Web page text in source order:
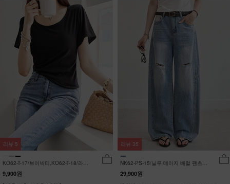
KO62-T-17/브이넥티,KO62-T-18/라운
드티_YN
9,900원
리뷰 5
NK62-PS-15/닐루 데미지 배럴 팬츠
29,900원
리뷰 35